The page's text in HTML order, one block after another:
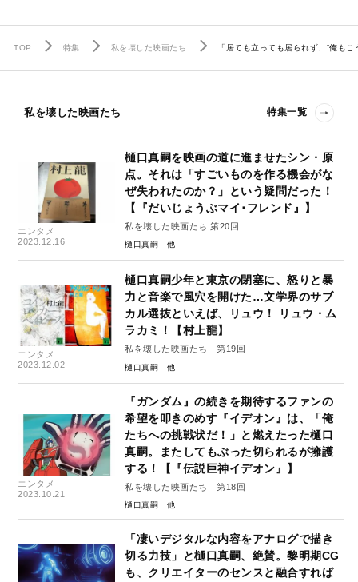
TOP 特集 私を壊した映画たち 「居ても立っても居られず、“俺も
私を壊した映画たち 特集一覧
エンタメ
2023.12.16
樋口真嗣を映画の道に進ませたシン・原
点。それは「すごいものを作る機会がな
ぜ失われたのか？」という疑問だった！
【『だいじょうぶマイ･フレンド』】
私を壊した映画たち 第20回
樋口真嗣
エンタメ
2023.12.02
樋口真嗣少年と東京の閉塞に、怒りと暴
力と音楽で風穴を開けた…文学界のサブ
カル選抜といえば、リュウ！ リュウ・ム
ラカミ！【村上龍】
私を壊した映画たち 第19回
樋口真嗣
エンタメ
2023.10.21
『ガンダム』の続きを期待するファンの
希望を叩きのめす『イデオン』は、「俺
たちへの挑戦状だ！」と燃えたった樋口
真嗣。またしてもぶった切られるが擁護
する！【『伝説巨神イデオン』】
私を壊した映画たち 第18回
樋口真嗣
「凄いデジタルな内容をアナログで描き
切る力技」と樋口真嗣、絶賛。黎明期CG
も、クリエイターのセンスと融合すれば